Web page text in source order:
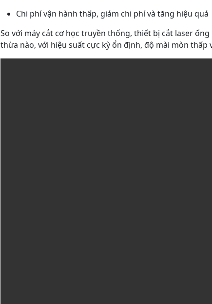
Chi phí vận hành thấp, giảm chi phí và tăng hiệu quả
So với máy cắt cơ học truyền thống, thiết bị cắt laser
thừa nào, với hiệu suất cực kỳ ổn định, độ mài mòn thấp